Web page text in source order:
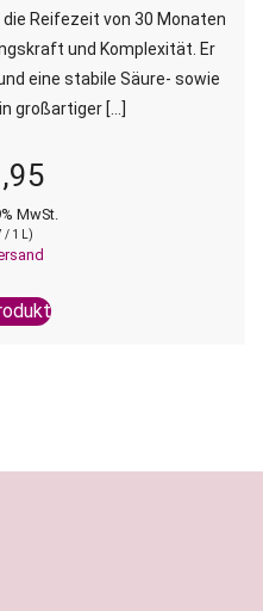
Reifezeit von 30 Monaten
und Komplexität. Er
eine stabile Säure- sowie
großartiger […]
MwSt.
/ 1 L)